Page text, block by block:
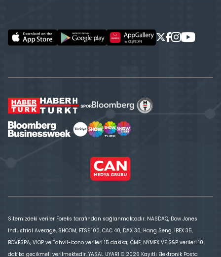
Sitemizdeki veriler Foreks tarafından sağlanmaktadır. NASDAQ, Dow Jones
Industrial Average, SHCOM, FTSE 100, CAC 40, DAX 30, Hang Seng, IBEX 35,
BOVESPA, VİOP ve Tahvil-bono verileri 15 dakika; CME, NYMEX VE S&P verileri 10
dakika gecikmeli verilmektedir. YASAL UYARI © 2026 Kayıtlı Elektronik Posta